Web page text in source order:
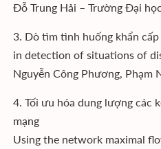
Đỗ Trung Hải – Trường Đại
3. Dò tìm tình huống khẩn
in detection of situations of
Nguyễn Công Phương, Phạm
4. Tối ưu hóa dung lượng các
mạng
Using the network maximal